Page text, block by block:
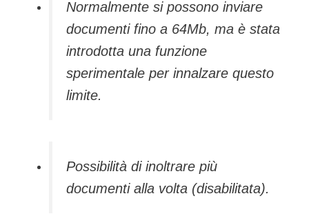
Normalmente si possono inviare
documenti fino a 64Mb, ma è stata
introdotta una funzione
sperimentale per innalzare questo
limite.
Possibilità di inoltrare più
documenti alla volta (disabilitata).